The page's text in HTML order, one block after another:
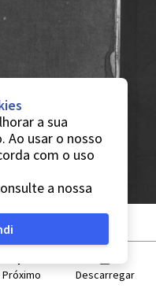
Próximo Descarregar
a sua
Ao usar o nosso
com o uso
a nossa